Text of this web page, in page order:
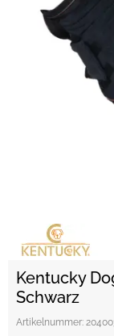
Kentucky
Schwarz
Artikelnummer: